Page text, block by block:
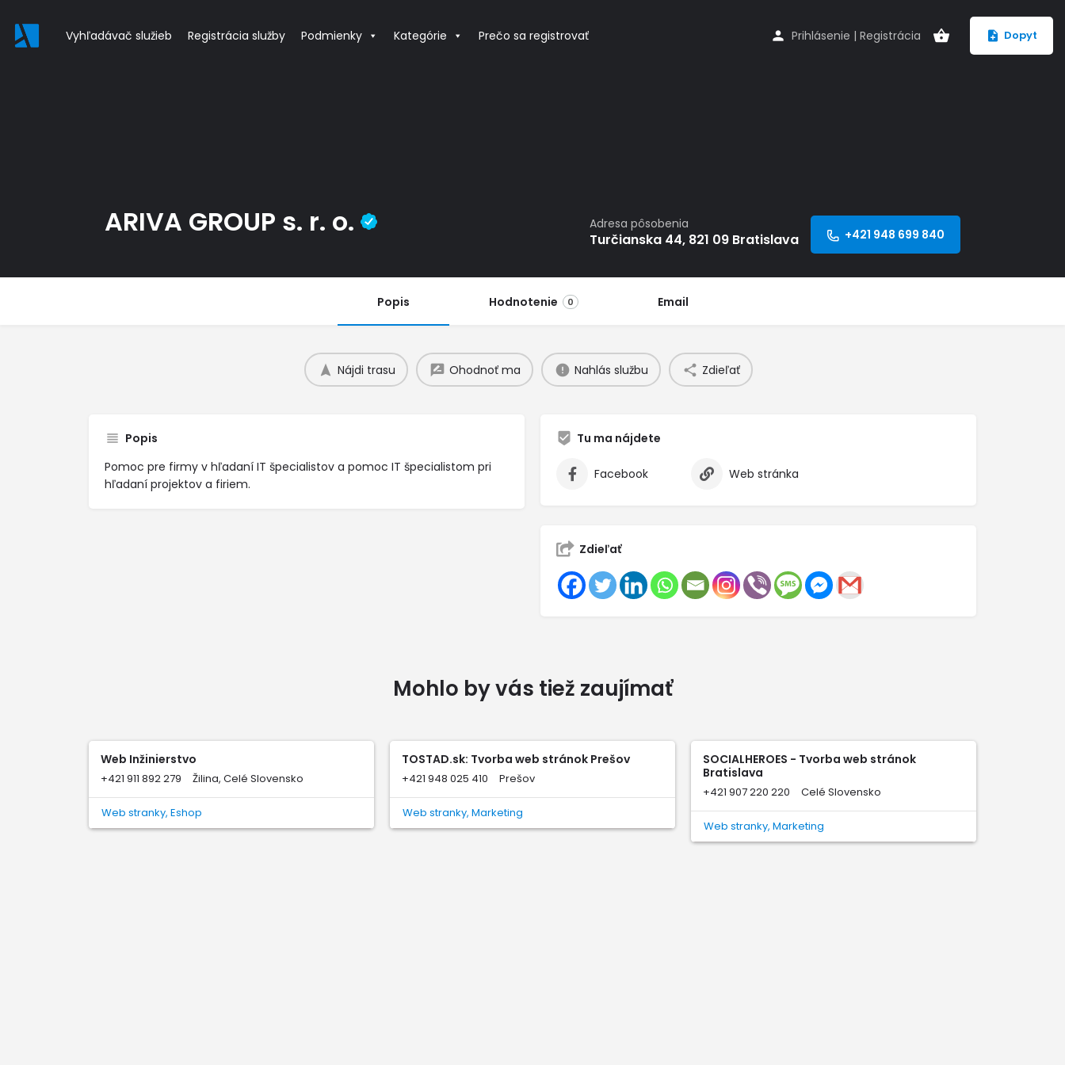
Vyhľadávač služieb Registrácia služby Podmienky Kategórie Prečo sa registrovať Prihlásenie | Registrácia Dopyt
ARIVA GROUP s. r. o. Adresa pôsobenia
Turčianska 44, 821 09 Bratislava +421 948 699 840
Popis Hodnotenie 0 Email
Nájdi trasu Ohodnoť ma Nahlás službu Zdieľať
Popis
Pomoc pre firmy v hľadaní IT špecialistov a pomoc IT špecialistom pri
hľadaní projektov a firiem.
Tu ma nájdete
Facebook Web stránka
Zdieľať
Mohlo by vás tiež zaujímať
Web Inžinierstvo
+421 911 892 279 Žilina, Celé Slovensko
Web stranky, Eshop
TOSTAD.sk: Tvorba web stránok Prešov
+421 948 025 410 Prešov
Web stranky, Marketing
SOCIALHEROES - Tvorba web stránok
Bratislava
+421 907 220 220 Celé Slovensko
Web stranky, Marketing